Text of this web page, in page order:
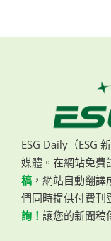
ESG Daily（ESG
媒體。在網站免費
稿 ，網站自動翻
們同時提供付費刊
詢！ 讓您的新聞稿